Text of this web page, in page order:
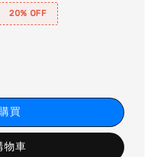
20% OFF
買
物車